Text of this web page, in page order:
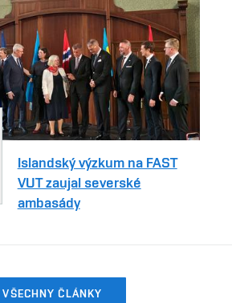
Islandský výzkum na FAST
VUT zaujal severské
ambasády
VŠECHNY ČLÁNKY